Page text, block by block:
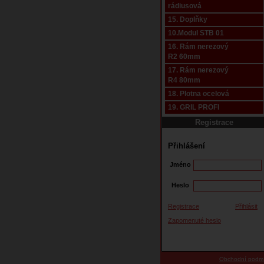
rádiusová
15. Doplňky
10.Modul STB 01
16. Rám nerezový
R2 60mm
17. Rám nerezový
R4 80mm
18. Plotna ocelová
19. GRIL PROFI
Registrace
Přihlášení
Jméno
Heslo
Registrace
Přihlásit
Zapomenuté heslo
Obchodní